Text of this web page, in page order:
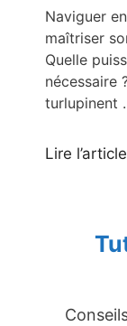
Naviguer
maîtriser
Quelle
nécessaire
turlupinent
Lire l’article